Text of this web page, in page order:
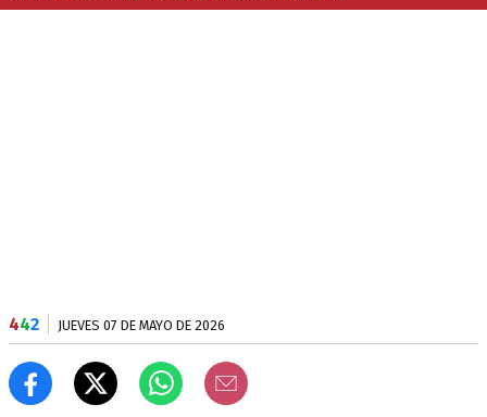
442 JUEVES 07 DE MAYO DE 2026